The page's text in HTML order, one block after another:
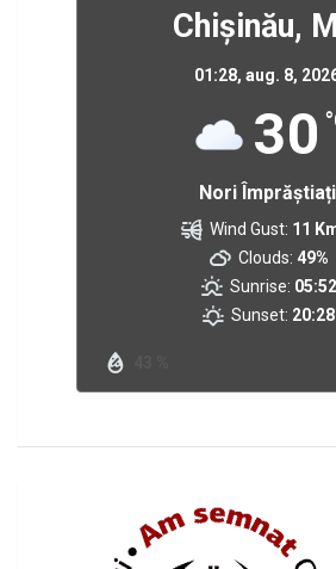
Chișinău,
01:28, aug. 8,
30
Nori Împrăștiați
Wind Gust: 11
Clouds: 49%
Sunrise: 05:52
Sunset: 20:28